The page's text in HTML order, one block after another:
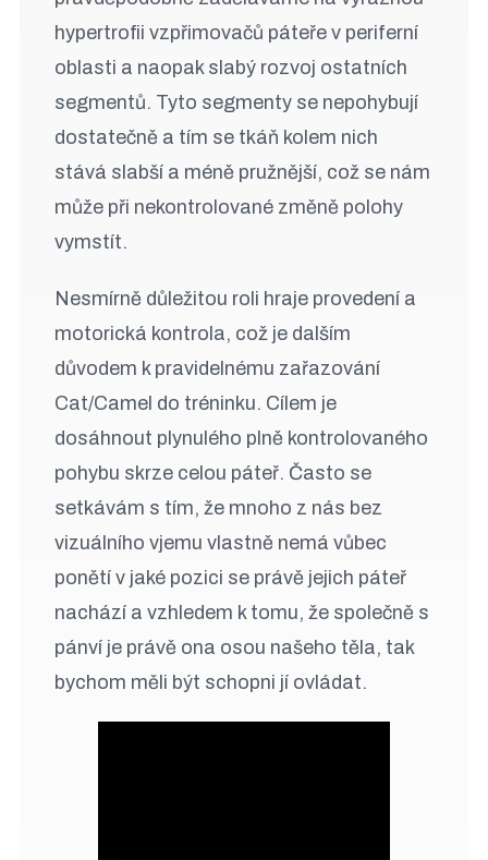
hypertrofii vzpřimovačů páteře v periferní
oblasti a naopak slabý rozvoj ostatních
segmentů. Tyto segmenty se nepohybují
dostatečně a tím se tkáň kolem nich
stává slabší a méně pružnější, což se nám
může při nekontrolované změně polohy
vymstít.
Nesmírně důležitou roli hraje provedení a
motorická kontrola, což je dalším
důvodem k pravidelnému zařazování
Cat/Camel do tréninku. Cílem je
dosáhnout plynulého plně kontrolovaného
pohybu skrze celou páteř. Často se
setkávám s tím, že mnoho z nás bez
vizuálního vjemu vlastně nemá vůbec
ponětí v jaké pozici se právě jejich páteř
nachází a vzhledem k tomu, že společně s
pánví je právě ona osou našeho těla, tak
bychom měli být schopni jí ovládat.